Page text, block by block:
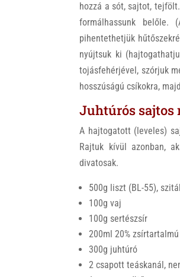
hozzá a sót, sajtot,
formálhassunk
pihentethetjük
nyújtsuk ki
tojásfehérjével, szórjuk
hosszúságú csíkokra,
Juhtúrós sajtos
A hajtogatott (leveles)
Rajtuk kívül azonban,
divatosak.
500g liszt (BL-55),
100g vaj
100g sertészsír
200ml 20%
300g juhtúró
2 csapott teáskanál,